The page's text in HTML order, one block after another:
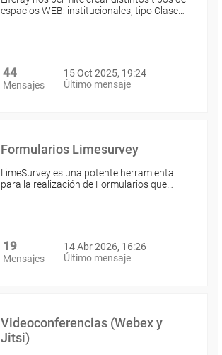
espacios WEB: institucionales, tipo Clase…
44
Mensajes
15 Oct 2025, 19:24
Último mensaje
Formularios Limesurvey
LimeSurvey es una potente herramienta
para la realización de Formularios que…
19
Mensajes
14 Abr 2026, 16:26
Último mensaje
Videoconferencias (Webex y
Jitsi)